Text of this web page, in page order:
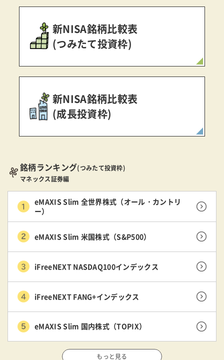
新NISA銘柄比較表
(つみたて投資枠)
新NISA銘柄比較表
(成長投資枠)
銘柄ランキング(つみたて投資枠)
マネックス証券編
eMAXIS Slim 全世界株式（オール・カントリ
ー）
eMAXIS Slim 米国株式（S&P500）
iFreeNEXT NASDAQ100インデックス
iFreeNEXT FANG+インデックス
eMAXIS Slim 国内株式（TOPIX）
もっと見る